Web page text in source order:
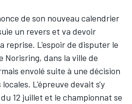
de son nouveau calendrier
un revers et va devoir
reprise. L'espoir de disputer le
Norisring, dans la ville de
envolé suite à une décision
L'épreuve devait s'y
12 juillet et le championnat se